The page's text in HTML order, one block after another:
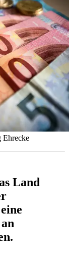
Ehrecke
Land